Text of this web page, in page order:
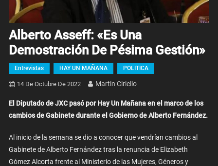
Alberto Asseff: «Es Una
Demostración De Pésima Gestión»
Entrevistas HAY UN MAÑANA POLITICA
14 De Octubre De 2022 Martin Ciriello
El Diputado de JXC pasó por Hay Un Mañana en el marco de los
cambios de Gabinete durante el Gobierno de Alberto Fernández.
Al inicio de la semana se dio a conocer que vendrían cambios al
Gabinete de Alberto Fernández tras la renuncia de Elizabeth
Gómez Alcorta frente al Ministerio de las Mujeres, Géneros y